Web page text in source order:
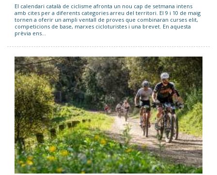
El calendari català de ciclisme afronta un nou cap de setmana intens
amb cites per a diferents categories arreu del territori. El 9 i 10 de maig
tornen a oferir un ampli ventall de proves que combinaran curses elit,
competicions de base, marxes cicloturistes i una brevet. En aquesta
prèvia ens...